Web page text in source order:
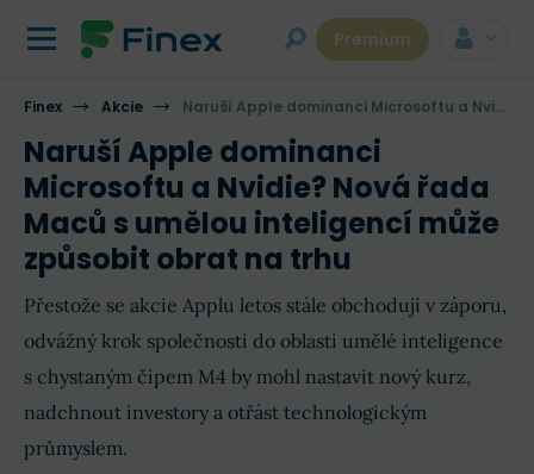
Premium
Finex Akcie Naruší Apple dominanci Microsoftu a Nvidie? Nová řada Maců s umělou inteligencí může způsobit obrat na trhu
Naruší Apple dominanci
Microsoftu a Nvidie? Nová řada
Maců s umělou inteligencí může
způsobit obrat na trhu
Přestože se akcie Applu letos stále obchodují v záporu,
odvážný krok společnosti do oblasti umělé inteligence
s chystaným čipem M4 by mohl nastavit nový kurz,
nadchnout investory a otřást technologickým
průmyslem.